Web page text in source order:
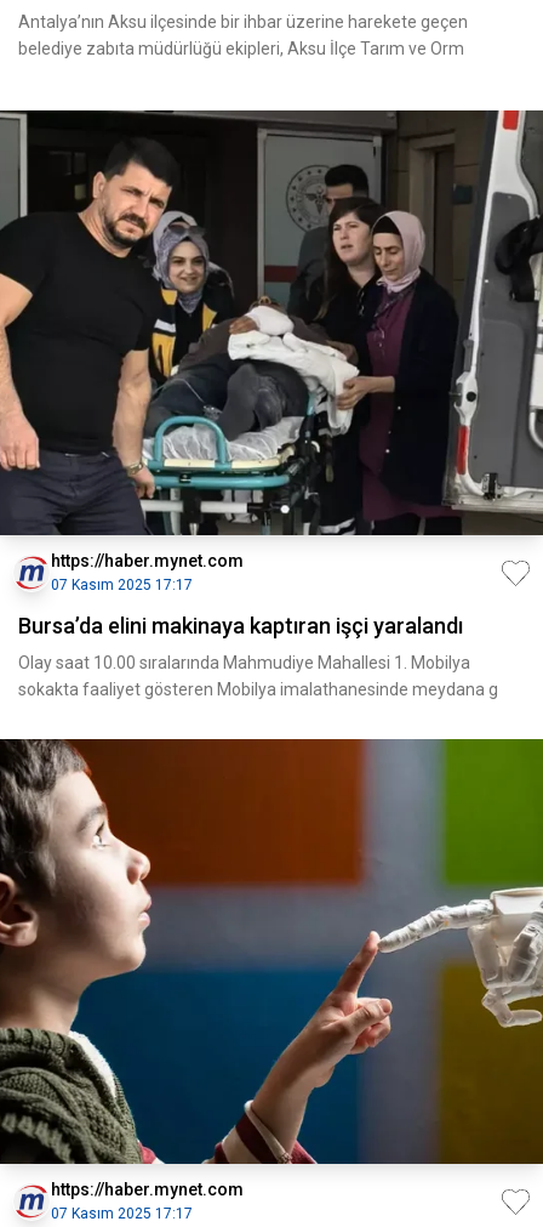
Antalya’nın Aksu ilçesinde bir ihbar üzerine harekete geçen
belediye zabıta müdürlüğü ekipleri, Aksu İlçe Tarım ve Orm
https://haber.mynet.com
07 Kasım 2025 17:17
Bursa’da elini makinaya kaptıran işçi yaralandı
Olay saat 10.00 sıralarında Mahmudiye Mahallesi 1. Mobilya
sokakta faaliyet gösteren Mobilya imalathanesinde meydana g
https://haber.mynet.com
07 Kasım 2025 17:17